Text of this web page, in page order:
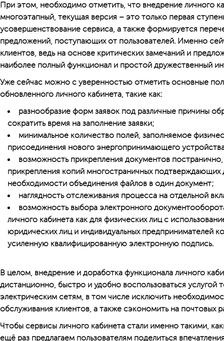
При этом, необходимо отметить, что внедрение личного
многоэтапный, текущая версия – это только первая
усовершенствование сервиса, а также формируется
предложений, поступающих от пользователей. Именно
клиентов, ведь на основе критических замечаний и
наиболее полный функционал и простой дружественный
Уже сейчас можно с уверенностью отметить основные
обновленного личного кабинета, такие как:
разнообразие форм заявок под различные причины
сократить время на заполнение заявки;
минимальное количество полей, заполняемое
присоединения нового энергопринимающего
возможность прикрепления документов
прикрепления копий многостраничных подтверждающих
необходимости объединения файлов в один документ;
наглядность отслеживания процесса на отдельной
возможность выбора электронного
личного кабинета как для физических лиц с
юридических лиц и индивидуальных предпринимателей
усиленную квалифицированную электронную подпись.
В целом, внедрение и доработка функционала личного
дистанционно, быстро и удобно воспользоваться услугой
электрическим сетям, в том числе исключить
обслуживания клиентов, а также сэкономить на почтовых
Чтобы сервисы личного кабинета стали именно такими,
ещё раз предлагаем пользователям поделиться